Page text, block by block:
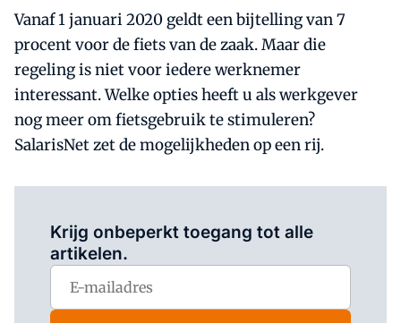
Vanaf 1 januari 2020 geldt een bijtelling van 7
procent voor de fiets van de zaak. Maar die
regeling is niet voor iedere werknemer
interessant. Welke opties heeft u als werkgever
nog meer om fietsgebruik te stimuleren?
SalarisNet zet de mogelijkheden op een rij.
Krijg onbeperkt toegang tot alle
artikelen.